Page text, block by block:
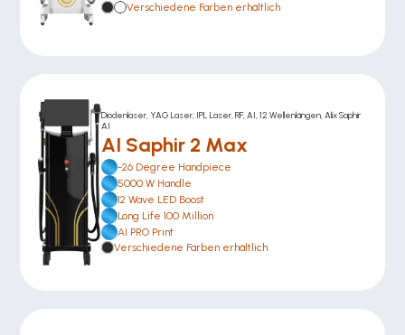
Verschiedene Farben erhältlich
Diodenlaser, YAG Laser, IPL Laser, RF, AI, 12 Wellenlängen, Alix Saphir
AI
AI Saphir 2 Max
-26 Degree Handpiece
5000 W Handle
12 Wave LED Boost
Long Life 100 Million
AI PRO Print
Verschiedene Farben erhältlich